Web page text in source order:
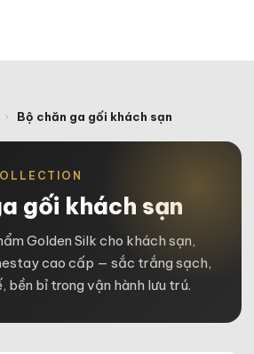
› Bộ chăn ga gối khách sạn
gối khách sạn
Golden Silk cho khách sạn,
cao cấp — sắc trắng sạch,
bền bỉ trong vận hành lưu trú.